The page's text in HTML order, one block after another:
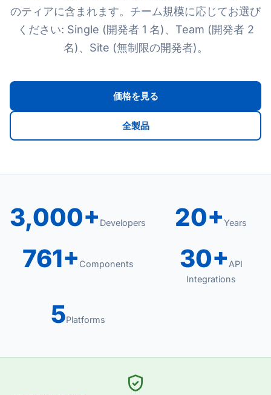
のティアに含まれます。チーム規模に応じてお選び
ください: Single (開発者 1 名)、Team (開発者 2
名)、Site (無制限の開発者)。
価格を見る
全製品
3,000+ Developers 20+Years
761+ Components 30+ API
Integrations
5Platforms